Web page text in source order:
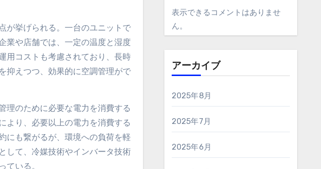
が挙げられる。一台のユニットで
業や店舗では、一定の温度と湿度
用コストも考慮されており、長時
抑えつつ、効果的に空調管理がで
理のために必要な電力を消費する
より、必要以上の電力を消費する
にも繋がるが、環境への負荷を軽
して、冷媒技術やインバータ技術
ている。
表示できるコメントはありませ
ん。
アーカイブ
2025年8月
2025年7月
2025年6月